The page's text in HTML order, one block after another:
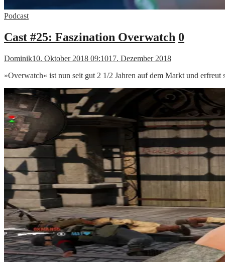
Podcast
Cast #25: Faszination Overwatch 0
Dominik10. Oktober 2018 09:1017. Dezember 2018
»Overwatch« ist nun seit gut 2 1/2 Jahren auf dem Markt und